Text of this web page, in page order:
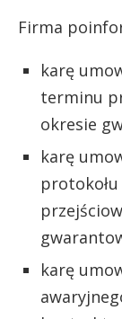
Firma
karę
terminu
okresie
karę
karę